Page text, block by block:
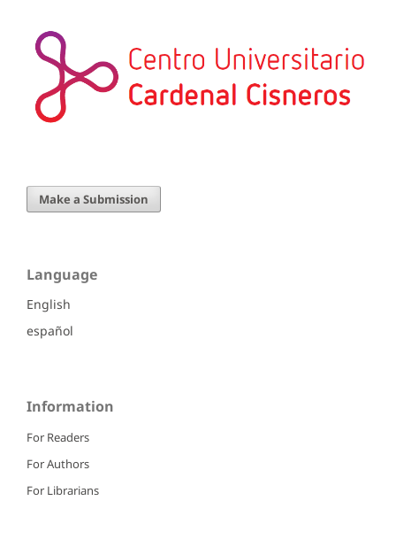
Make a Submission
Language
English
español
Information
For Readers
For Authors
For Librarians